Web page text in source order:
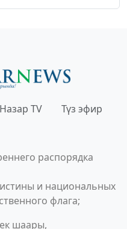
Назар TV Түз эфир
распорядка
и национальных
флага;
шаары,